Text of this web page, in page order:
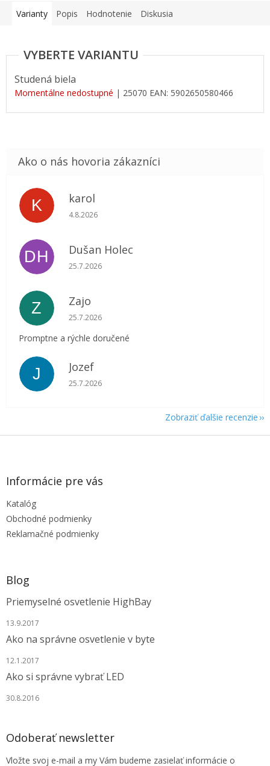
Varianty Popis Hodnotenie Diskusia
Studená biela
Momentálne nedostupné | 25070 EAN: 5902650580466
K karol
Hodnotenie obchodu je 5 z 5 hviezdičiek.
4.8.2026
DH Dušan Holec
Hodnotenie obchodu je 5 z 5 hviezdičiek.
25.7.2026
Z Zajo
Hodnotenie obchodu je 5 z 5 hviezdičiek.
25.7.2026
Promptne a rýchle doručené
J Jozef
Hodnotenie obchodu je 5 z 5 hviezdičiek.
25.7.2026
Zobraziť ďalšie recenzie
Z
Informácie pre vás
Katalóg
Obchodné podmienky
Reklamačné podmienky
Blog
Priemyselné osvetlenie HighBay
13.9.2017
Ako na správne osvetlenie v byte
12.1.2017
Ako si správne vybrať LED
30.8.2016
Odoberať newsletter
Vložte svoj e-mail a my Vám budeme zasielať informácie o